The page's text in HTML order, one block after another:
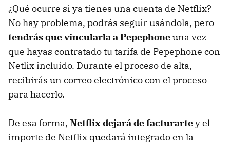
¿Qué ocurre si ya tienes una cuenta de Netflix?
No hay problema, podrás seguir usándola, pero
tendrás que vincularla a Pepephoneuna vez
que hayas contratado tu tarifa de Pepephone con
Netlix incluido. Durante el proceso de alta,
recibirás un correo electrónico con el proceso
para hacerlo.
De esa forma, Netflix dejará de facturartey el
importe de Netflix quedará integrado en la